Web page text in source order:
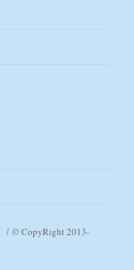
© CopyRight 2013-